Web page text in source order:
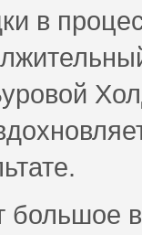
в
большое